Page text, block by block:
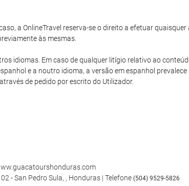
a OnlineTravel reserva-se o direito a efetuar
às mesmas.
idiomas. Em caso de qualquer litígio relativo ao
e a noutro idioma, a versão em espanhol
de pedido por escrito do Utilizador.
- San Pedro Sula, , Honduras | Telefone (504) 9529-5826